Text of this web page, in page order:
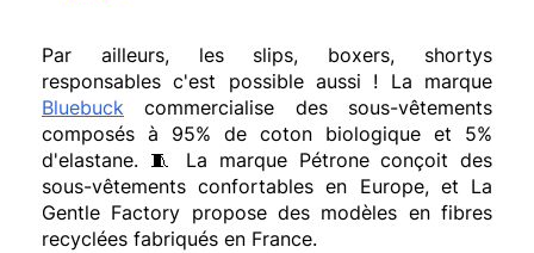
Par ailleurs, les slips, boxers, shortys
responsables c'est possible aussi ! La marque
Bluebuck commercialise des sous-vêtements
composés à 95% de coton biologique et 5%
d'elastane. 🧵 La marque Pétrone conçoit des
sous-vêtements confortables en Europe, et La
Gentle Factory propose des modèles en fibres
recyclées fabriqués en France.